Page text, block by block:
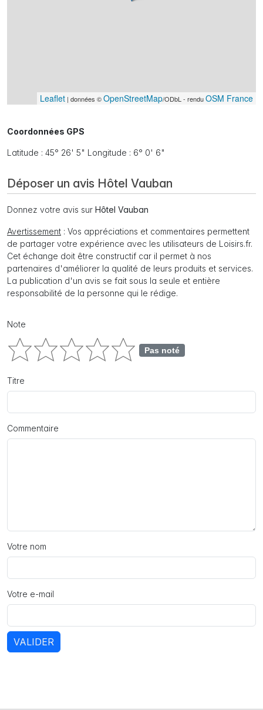
Leaflet | données ©OpenStreetMap/ODbL - renduOSM France
Coordonnées GPS
Latitude : 45° 26' 5" Longitude : 6° 0' 6"
Déposer un avis Hôtel Vauban
Donnez votre avis sur Hôtel Vauban
Avertissement : Vos appréciations et commentaires permettent
de partager votre expérience avec les utilisateurs de Loisirs.fr.
Cet échange doit être constructif car il permet à nos
partenaires d'améliorer la qualité de leurs produits et services.
La publication d'un avis se fait sous la seule et entière
responsabilité de la personne qui le rédige.
Note
Pas noté
Titre
Commentaire
Votre nom
Votre e-mail
VALIDER